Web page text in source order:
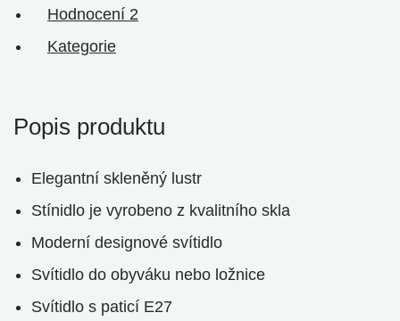
Hodnocení 2
Kategorie
Popis produktu
Elegantní skleněný lustr
Stínidlo je vyrobeno z kvalitního skla
Moderní designové svítidlo
Svítidlo do obyváku nebo ložnice
Svítidlo s paticí E27